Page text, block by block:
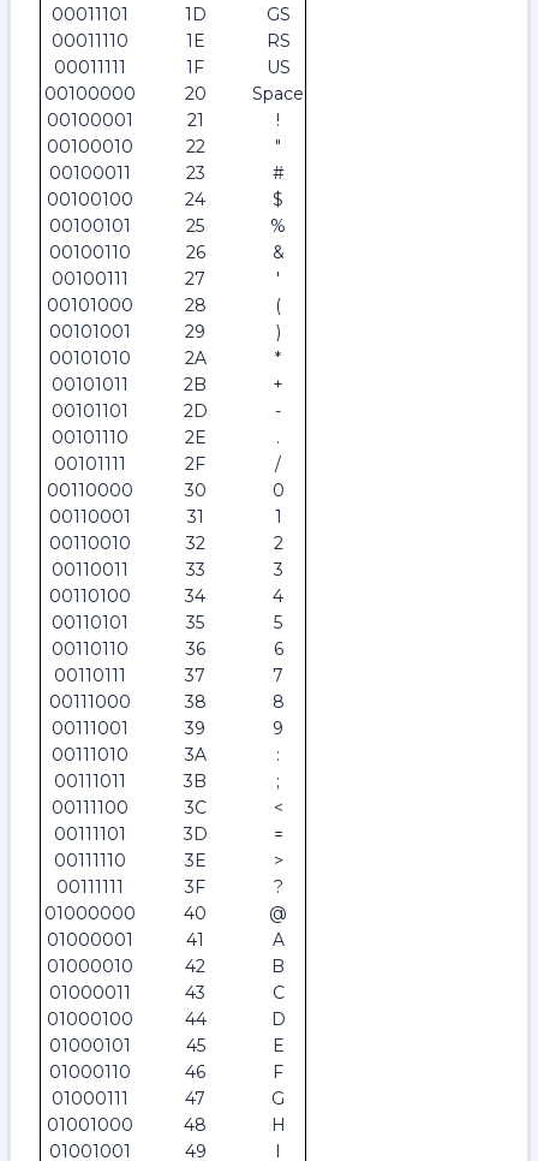
00011101
1D
GS
00011110
1E
RS
00011111
1F
US
00100000
20
Space
00100001
21
!
00100010
22
"
00100011
23
#
00100100
24
$
00100101
25
%
00100110
26
&
00100111
27
'
00101000
28
(
00101001
29
)
00101010
2A
*
00101011
2B
+
00101101
2D
-
00101110
2E
.
00101111
2F
/
00110000
30
0
00110001
31
1
00110010
32
2
00110011
33
3
00110100
34
4
00110101
35
5
00110110
36
6
00110111
37
7
00111000
38
8
00111001
39
9
00111010
3A
:
00111011
3B
;
00111100
3C
<
00111101
3D
=
00111110
3E
>
00111111
3F
?
01000000
40
@
01000001
41
A
01000010
42
B
01000011
43
C
01000100
44
D
01000101
45
E
01000110
46
F
01000111
47
G
01001000
48
H
01001001
49 I